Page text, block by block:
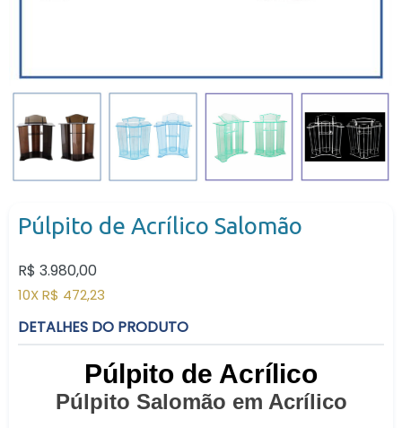
Púlpito de Acrílico Salomão
Preço
normal
R$ 3.980,00
10X R$ 472,23
DETALHES DO PRODUTO
Púlpito de Acrílico
Púlpito Salomão em Acrílico